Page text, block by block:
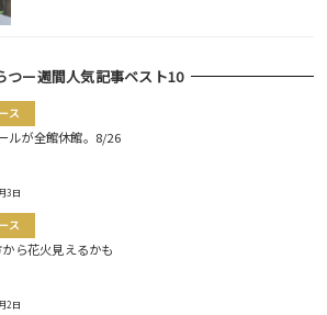
つー週間人気記事ベスト10
ス
ルが全館休館。8/26
3日
ス
ら花火見えるかも
2日